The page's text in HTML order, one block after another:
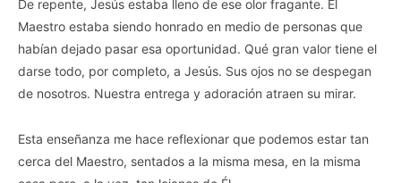
De repente, Jesús estaba lleno de ese olor fragante. El
Maestro estaba siendo honrado en medio de personas que
habían dejado pasar esa oportunidad. Qué gran valor tiene el
darse todo, por completo, a Jesús. Sus ojos no se despegan
de nosotros. Nuestra entrega y adoración atraen su mirar.
Esta enseñanza me hace reflexionar que podemos estar tan
cerca del Maestro, sentados a la misma mesa, en la misma